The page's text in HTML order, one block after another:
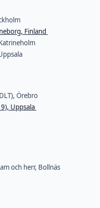
Finland
Örebro
Uppsala
och herr, Bollnäs